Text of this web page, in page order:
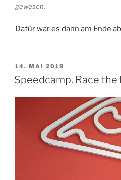
gewesen.
Dafür war es dann am Ende
VERÖFFENTLICHT
AM
14. MAI 2019
Speedcamp. Race the